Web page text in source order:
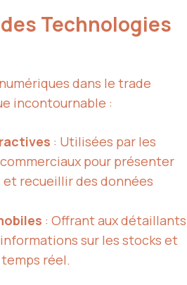
Technologies
dans le trade
incontournable :
: Utilisées par les
pour présenter
et recueillir des données
: Offrant aux détaillants
sur les stocks et
réel.